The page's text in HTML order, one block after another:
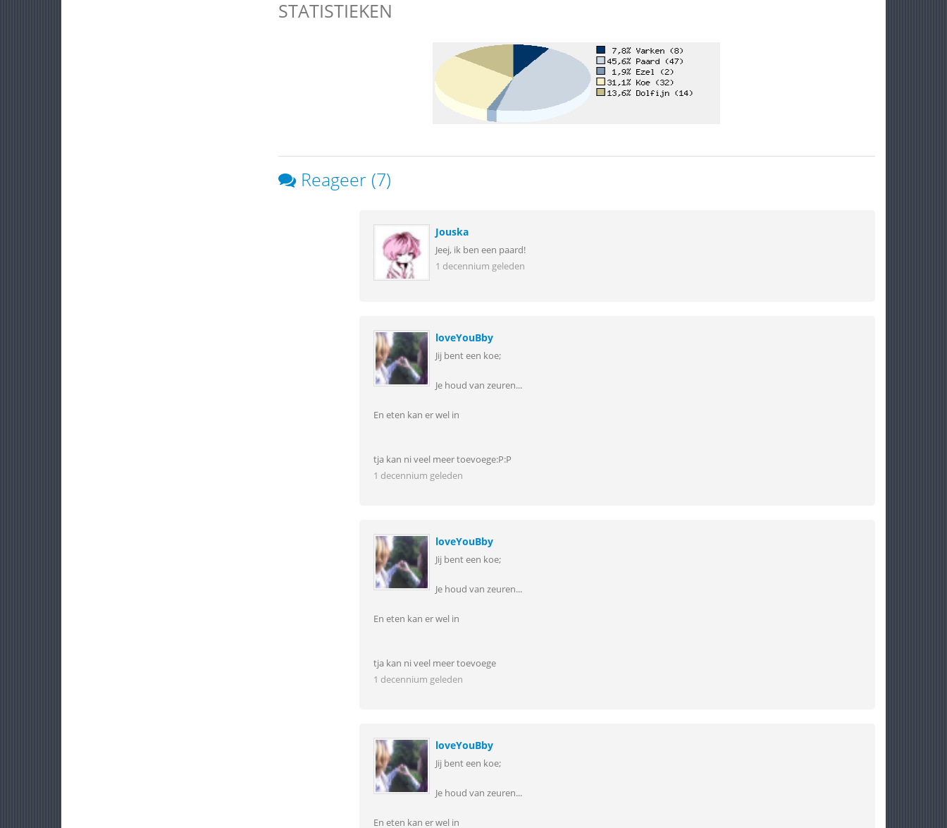
STATISTIEKEN
Reageer (7)
Jouska
Jeej, ik ben een paard!
1 decennium geleden
loveYouBby
Jij bent een koe;
Je houd van zeuren...
En eten kan er wel in
tja kan ni veel meer toevoege:P:P
1 decennium geleden
loveYouBby
Jij bent een koe;
Je houd van zeuren...
En eten kan er wel in
tja kan ni veel meer toevoege
1 decennium geleden
loveYouBby
Jij bent een koe;
Je houd van zeuren...
En eten kan er wel in